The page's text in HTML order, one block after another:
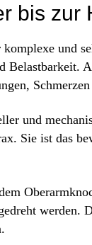
bis zur
und
Belastbarkeit.
Schmerzen
und
Sie ist das
werden.